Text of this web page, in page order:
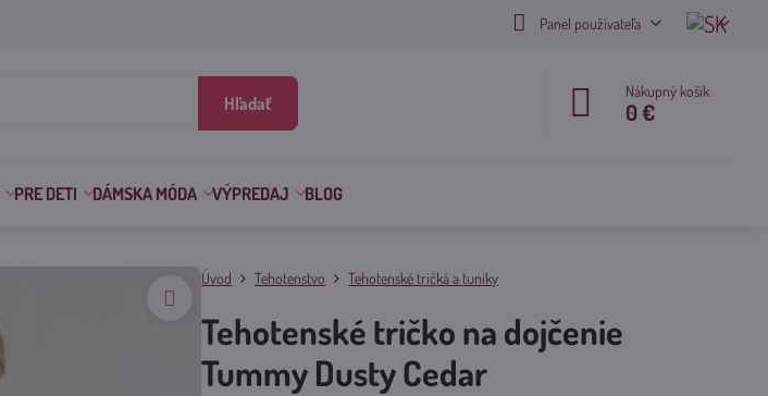
Panel používateľa
Hľadať
Nákupný košík
0 €
PRE DETI DÁMSKA MÓDA VÝPREDAJ BLOG
Úvod Tehotenstvo Tehotenské tričká a tuniky
Tehotenské tričko na dojčenie
Tummy Dusty Cedar